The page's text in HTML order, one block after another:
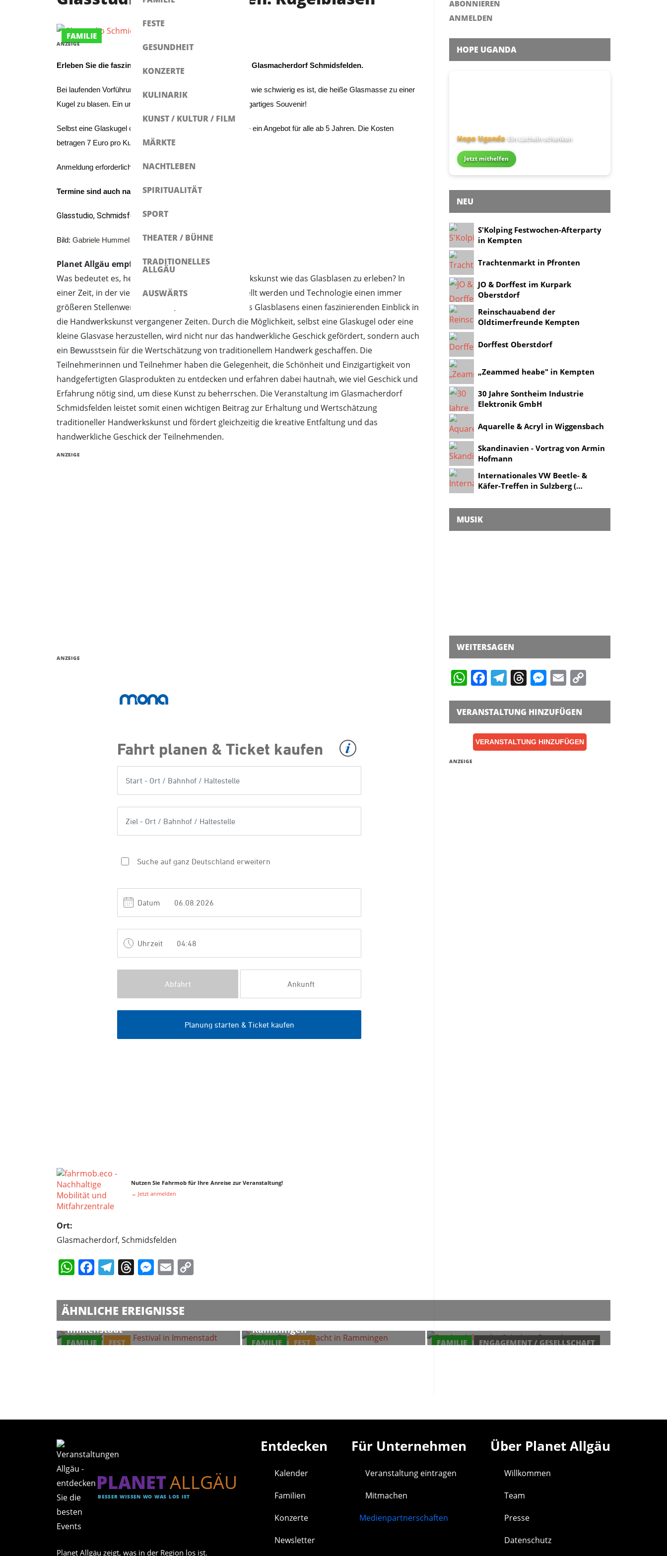
FESTE
GESUNDHEIT
KONZERTE
KULINARIK
KUNST / KULTUR / FILM
MÄRKTE
NACHTLEBEN
SPIRITUALITÄT
SPORT
THEATER / BÜHNE
TRADITIONELLES
ALLGÄU
AUSWÄRTS
FAMILIE
ANZEIGE
Erleben Sie die faszinierende Kunst des Glasblasens im Glasmacherdorf Schmidsfelden.
Bei laufenden Vorführungen können Sie hautnah miterleben, wie schwierig es ist, die heiße Glasmasse zu einer
Kugel zu blasen. Ein unvergessliches Erlebnis und ein einzigartiges Souvenir!
Selbst eine Glaskugel oder eine kleine Glasvase herstellen - ein Angebot für alle ab 5 Jahren. Die Kosten
betragen 7 Euro pro Kugel.
Anmeldung erforderlich unter Tel. 07567 9887394
Termine sind auch nach Vereinbarung möglich.
Glasstudio, Schmidsfelden 15, Leutkirch
Bild: Gabriele Hummel
Planet Allgäu empfiehlt diese Veranstaltung:
Was bedeutet es, heute noch traditionelle Handwerkskunst wie das Glasblasen zu erleben? In
einer Zeit, in der viele Produkte maschinell hergestellt werden und Technologie einen immer
größeren Stellenwert einnimmt, bietet die Kunst des Glasblasens einen faszinierenden Einblick in
die Handwerkskunst vergangener Zeiten. Durch die Möglichkeit, selbst eine Glaskugel oder eine
kleine Glasvase herzustellen, wird nicht nur das handwerkliche Geschick gefördert, sondern auch
ein Bewusstsein für die Wertschätzung von traditionellem Handwerk geschaffen. Die
Teilnehmerinnen und Teilnehmer haben die Gelegenheit, die Schönheit und Einzigartigkeit von
handgefertigten Glasprodukten zu entdecken und erfahren dabei hautnah, wie viel Geschick und
Erfahrung nötig sind, um diese Kunst zu beherrschen. Die Veranstaltung im Glasmacherdorf
Schmidsfelden leistet somit einen wichtigen Beitrag zur Erhaltung und Wertschätzung
traditioneller Handwerkskunst und fördert gleichzeitig die kreative Entfaltung und das
handwerkliche Geschick der Teilnehmenden.
ANZEIGE
ANZEIGE
Nutzen Sie Fahrmob für Ihre Anreise zur Veranstaltung!
→ Jetzt anmelden
Ort:
Glasmacherdorf, Schmidsfelden
WhatsApp
Facebook
Telegram
Threads
Messenger
Email
ABONNIEREN
ANMELDEN
HOPE UGANDA
Hope Uganda Ein Lächeln schenken
Jetzt mithelfen
NEU
S'Kolping Festwochen-Afterparty
in Kempten
Trachtenmarkt in Pfronten
JO & Dorffest im Kurpark
Oberstdorf
Reinschauabend der
Oldtimerfreunde Kempten
Dorffest Oberstdorf
„Zeammed heabe" in Kempten
30 Jahre Sontheim Industrie
Elektronik GmbH
Aquarelle & Acryl in Wiggensbach
Skandinavien - Vortrag von Armin
Hofmann
Internationales VW Beetle- &
Käfer-Treffen in Sulzberg (…
MUSIK
WEITERSAGEN
WhatsApp
Facebook
Telegram
Threads
Messenger
Email
VERANSTALTUNG HINZUFÜGEN
VERANSTALTUNG HINZUFÜGEN
ANZEIGE
ÄHNLICHE EREIGNISSE
Mallorca Sommer Festival in
Immenstadt
FAMILIE FEST
Skyline Park bei Nacht in
Rammingen
FAMILIE FEST
Spielmobil an der Schule in Durach
FAMILIE ENGAGEMENT / GESELLSCHAFT
PLANETALLGÄU
BESSER WISSEN WO WAS LOS IST
Planet Allgäu zeigt, was in der Region los ist.
Entdecken
Kalender
Familien
Konzerte
Newsletter
Für Unternehmen
Veranstaltung eintragen
Mitmachen
Medienpartnerschaften
Über Planet Allgäu
Willkommen
Team
Presse
Datenschutz